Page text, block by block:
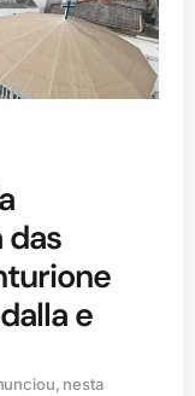
das
e
nesta